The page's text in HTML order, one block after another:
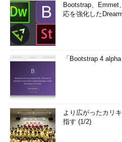
Bootstrap、Emmet
応を強化した
「Bootstrap 4
より広がったカリ
指す (1/2)